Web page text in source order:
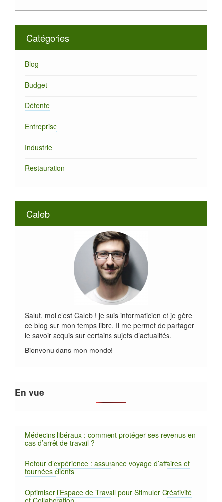
Catégories
Blog
Budget
Détente
Entreprise
Industrie
Restauration
Caleb
Salut, moi c’est Caleb ! je suis informaticien et je gère
ce blog sur mon temps libre. Il me permet de partager
le savoir acquis sur certains sujets d’actualités.
Bienvenu dans mon monde!
En vue
Médecins libéraux : comment protéger ses revenus en
cas d’arrêt de travail ?
Retour d’expérience : assurance voyage d’affaires et
tournées clients
Optimiser l’Espace de Travail pour Stimuler Créativité
et Collaboration